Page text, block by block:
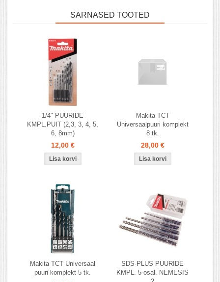
SARNASED TOOTED
1/4" PUURIDE
KMPL.PUIT (2,3, 3, 4, 5,
6, 8mm)
12,00 €
Makita TCT
Universaalpuuri komplekt
8 tk.
28,00 €
Makita TCT Universaal
puuri komplekt 5 tk.
SDS-PLUS PUURIDE
KMPL. 5-osal. NEMESIS